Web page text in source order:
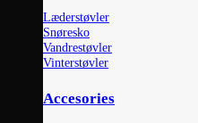
Læderstøvler
Snøresko
Vandrestøvler
Vinterstøvler
Accesories